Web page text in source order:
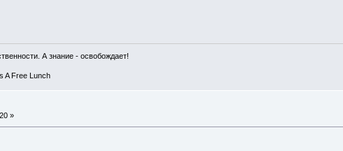
А знание - освобождает!
A Free Lunch
»